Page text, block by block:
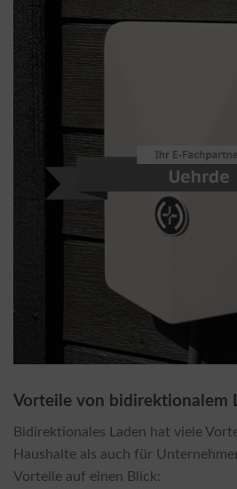
Vorteile von bidirektionalem
Bidirektionales Laden hat viele
Haushalte als auch für
Vorteile auf einen Blick: